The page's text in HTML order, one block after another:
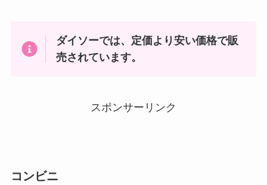
ダイソーでは、定価より安い価格で販
売されています。
スポンサーリンク
コンビニ